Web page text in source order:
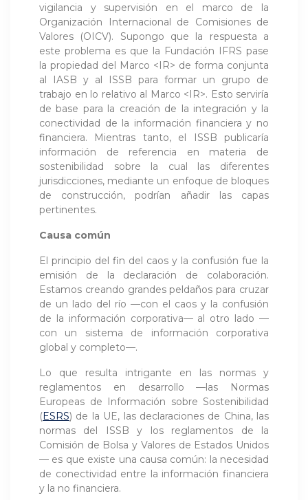
vigilancia y supervisión en el marco de la
Organización Internacional de Comisiones de
Valores (OICV). Supongo que la respuesta a
este problema es que la Fundación IFRS pase
la propiedad del Marco <IR> de forma conjunta
al IASB y al ISSB para formar un grupo de
trabajo en lo relativo al Marco <IR>. Esto serviría
de base para la creación de la integración y la
conectividad de la información financiera y no
financiera. Mientras tanto, el ISSB publicaría
información de referencia en materia de
sostenibilidad sobre la cual las diferentes
jurisdicciones, mediante un enfoque de bloques
de construcción, podrían añadir las capas
pertinentes.
Causa común
El principio del fin del caos y la confusión fue la
emisión de la declaración de colaboración.
Estamos creando grandes peldaños para cruzar
de un lado del río —con el caos y la confusión
de la información corporativa— al otro lado —
con un sistema de información corporativa
global y completo—.
Lo que resulta intrigante en las normas y
reglamentos en desarrollo —las Normas
Europeas de Información sobre Sostenibilidad
(ESRS) de la UE, las declaraciones de China, las
normas del ISSB y los reglamentos de la
Comisión de Bolsa y Valores de Estados Unidos
— es que existe una causa común: la necesidad
de conectividad entre la información financiera
y la no financiera.